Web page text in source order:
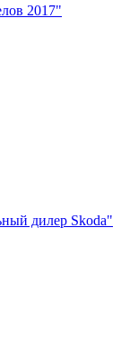
2017"
дилер Skoda"